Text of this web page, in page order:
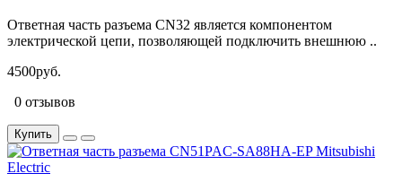
Ответная часть разъема CN32 является компонентом
электрической цепи, позволяющей подключить внешнюю ..
4500руб.
0 отзывов
Купить